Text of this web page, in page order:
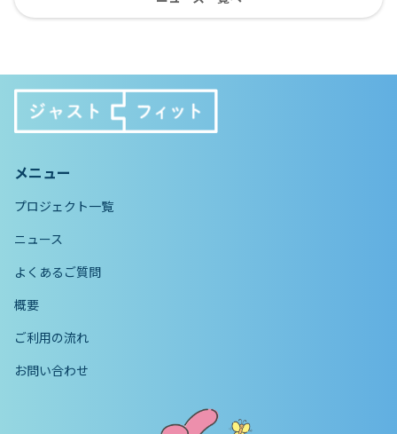
メニュー
プロジェクト一覧
ニュース
よくあるご質問
概要
ご利用の流れ
お問い合わせ